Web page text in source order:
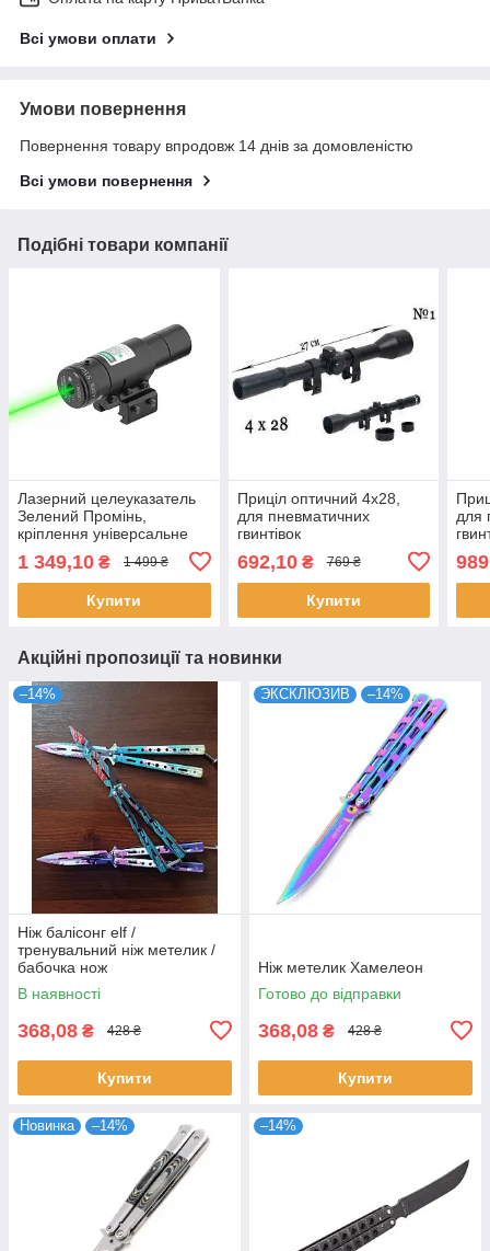
Всі умови оплати
Умови повернення
Повернення товару впродовж 14 днів за домовленістю
Всі умови повернення
Подібні товари компанії
Лазерний целеуказатель
Зелений Промінь,
кріплення універсальне
1 349,10 ₴ 1 499 ₴
Купити
Приціл оптичний 4x28,
для пневматичних
гвинтівок
692,10₴ 769 ₴
Купити
для
Акційні пропозиції та новинки
–14%
Ніж балісонг elf /
тренувальний ніж метелик /
бабочка нож
В наявності
368,08 ₴ 428 ₴
Купити
ЭКСКЛЮЗИВ –14%
Ніж метелик Хамелеон
Готово до відправки
368,08 ₴ 428 ₴
Купити
Новинка –14% –14%